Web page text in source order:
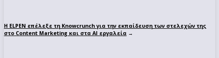
Η ELPEN επέλεξε τη Knowcrunch για την εκπαίδευση των στελεχών της
στο Content Marketing και στα AI εργαλεία →